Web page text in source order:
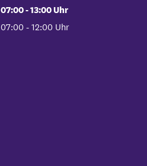
Von 07:00 bis 13:00 Uhr
07:00-13:00Uhr
Von 07:00 bis 13:00 Uhr
07:00 - 12:00 Uhr